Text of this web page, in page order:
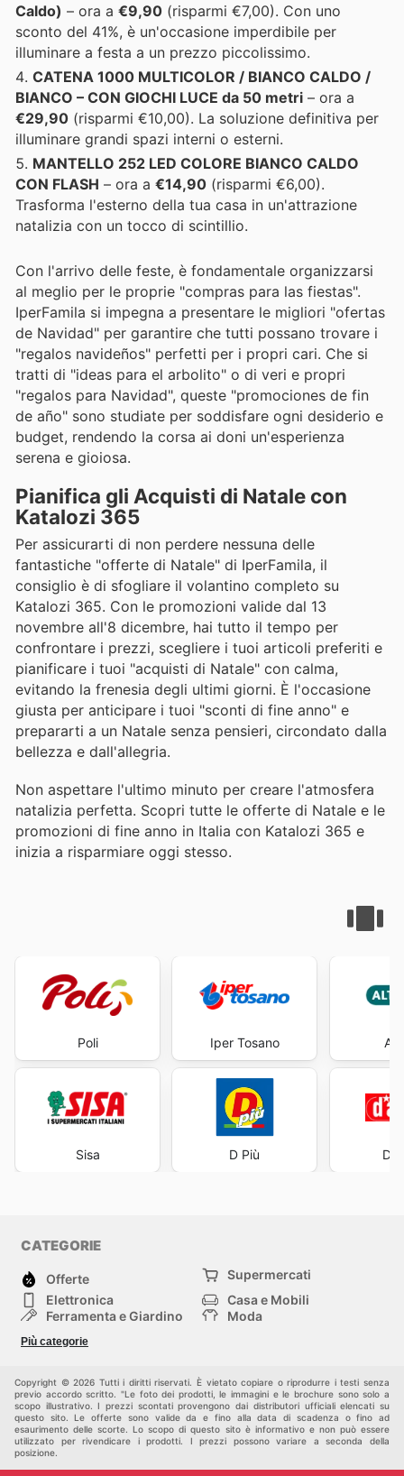
Caldo) – ora a €9,90 (risparmi €7,00). Con uno
sconto del 41%, è un'occasione imperdibile per
illuminare a festa a un prezzo piccolissimo.
CATENA 1000 MULTICOLOR / BIANCO CALDO /
BIANCO – CON GIOCHI LUCE da 50 metri – ora a
€29,90 (risparmi €10,00). La soluzione definitiva per
illuminare grandi spazi interni o esterni.
MANTELLO 252 LED COLORE BIANCO CALDO
CON FLASH – ora a €14,90 (risparmi €6,00).
Trasforma l'esterno della tua casa in un'attrazione
natalizia con un tocco di scintillio.
Con l'arrivo delle feste, è fondamentale organizzarsi
al meglio per le proprie "compras para las fiestas".
IperFamila si impegna a presentare le migliori "ofertas
de Navidad" per garantire che tutti possano trovare i
"regalos navideños" perfetti per i propri cari. Che si
tratti di "ideas para el arbolito" o di veri e propri
"regalos para Navidad", queste "promociones de fin
de año" sono studiate per soddisfare ogni desiderio e
budget, rendendo la corsa ai doni un'esperienza
serena e gioiosa.
Pianifica gli Acquisti di Natale con
Katalozi 365
Per assicurarti di non perdere nessuna delle
fantastiche "offerte di Natale" di IperFamila, il
consiglio è di sfogliare il volantino completo su
Katalozi 365. Con le promozioni valide dal 13
novembre all'8 dicembre, hai tutto il tempo per
confrontare i prezzi, scegliere i tuoi articoli preferiti e
pianificare i tuoi "acquisti di Natale" con calma,
evitando la frenesia degli ultimi giorni. È l'occasione
giusta per anticipare i tuoi "sconti di fine anno" e
prepararti a un Natale senza pensieri, circondato dalla
bellezza e dall'allegria.
Non aspettare l'ultimo minuto per creare l'atmosfera
natalizia perfetta. Scopri tutte le offerte di Natale e le
promozioni di fine anno in Italia con Katalozi 365 e
inizia a risparmiare oggi stesso.
Poli
Sisa
Iper Tosano
D Più
CATEGORIE
Offerte
Supermercati
Elettronica
Casa e Mobili
Ferramenta e Giardino
Moda
Bambini e Neonati
Più categorie
Copyright © 2026 Tutti i diritti riservati. È vietato copiare o riprodurre i testi senza
previo accordo scritto. "Le foto dei prodotti, le immagini e le brochure sono solo a
scopo illustrativo. I prezzi scontati provengono dai distributori ufficiali elencati su
questo sito. Le offerte sono valide da e fino alla data di scadenza o fino ad
esaurimento delle scorte. Lo scopo di questo sito è informativo e non può essere
utilizzato per rivendicare i prodotti. I prezzi possono variare a seconda della
posizione.